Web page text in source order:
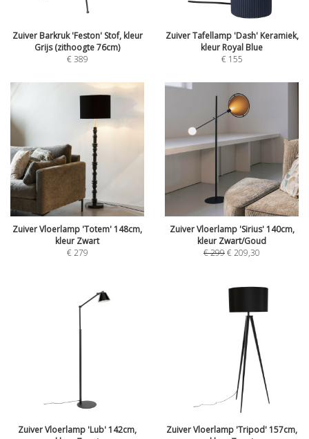
Zuiver Barkruk 'Feston' Stof, kleur
Grijs (zithoogte 76cm)
€389
Zuiver Tafellamp 'Dash' Keramiek,
kleur Royal Blue
€ 155
Zuiver Vloerlamp 'Totem' 148cm,
kleur Zwart
€279
Zuiver Vloerlamp 'Sirius' 140cm,
kleur Zwart/Goud
€299€209,30
Zuiver Vloerlamp 'Lub' 142cm,
Zuiver Vloerlamp 'Tripod' 157cm,